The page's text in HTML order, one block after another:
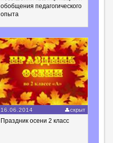
обобщения педагогического
опыта
16.06.2014 скрыт
Праздник осени 2 класс